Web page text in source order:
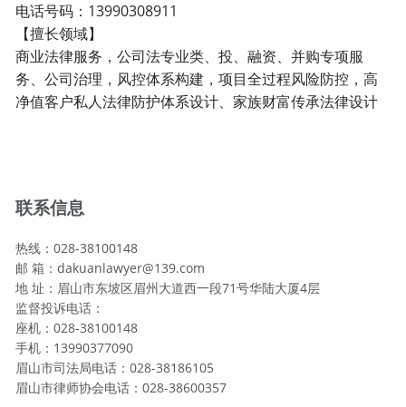
电话号码：13990308911
【擅长领域】
商业法律服务，公司法专业类、投、融资、并购专项服
务、公司治理，风控体系构建，项目全过程风险防控，高
净值客户私人法律防护体系设计、家族财富传承法律设计
联系信息
热线：028-38100148
邮 箱：dakuanlawyer@139.com
地 址：眉山市东坡区眉州大道西一段71号华陆大厦4层
监督投诉电话：
座机：028-38100148
手机：13990377090
眉山市司法局电话：028-38186105
眉山市律师协会电话：028-38600357